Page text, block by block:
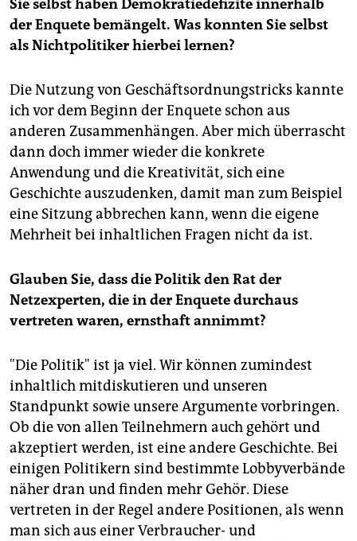
Sie selbst haben Demokratiedefizite innerhalb
der Enquete bemängelt. Was konnten Sie selbst
als Nichtpolitiker hierbei lernen?
Die Nutzung von Geschäftsordnungstricks kannte
ich vor dem Beginn der Enquete schon aus
anderen Zusammenhängen. Aber mich überrascht
dann doch immer wieder die konkrete
Anwendung und die Kreativität, sich eine
Geschichte auszudenken, damit man zum Beispiel
eine Sitzung abbrechen kann, wenn die eigene
Mehrheit bei inhaltlichen Fragen nicht da ist.
Glauben Sie, dass die Politik den Rat der
Netzexperten, die in der Enquete durchaus
vertreten waren, ernsthaft annimmt?
"Die Politik" ist ja viel. Wir können zumindest
inhaltlich mitdiskutieren und unseren
Standpunkt sowie unsere Argumente vorbringen.
Ob die von allen Teilnehmern auch gehört und
akzeptiert werden, ist eine andere Geschichte. Bei
einigen Politikern sind bestimmte Lobbyverbände
näher dran und finden mehr Gehör. Diese
vertreten in der Regel andere Positionen, als wenn
man sich aus einer Verbraucher- und